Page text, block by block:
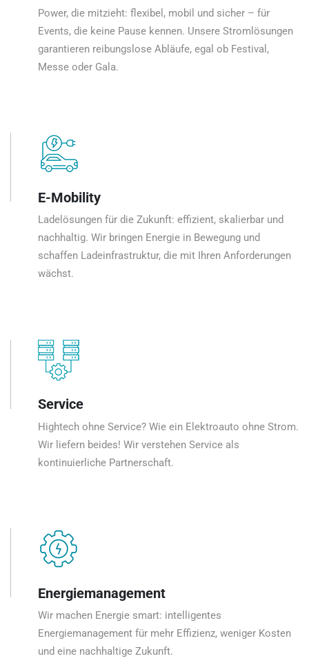
Power, die mitzieht: flexibel, mobil und sicher – für
Events, die keine Pause kennen. Unsere Stromlösungen
garantieren reibungslose Abläufe, egal ob Festival,
Messe oder Gala.
E-Mobility
Ladelösungen für die Zukunft: effizient, skalierbar und
nachhaltig. Wir bringen Energie in Bewegung und
schaffen Ladeinfrastruktur, die mit Ihren Anforderungen
wächst.
Service
Hightech ohne Service? Wie ein Elektroauto ohne Strom.
Wir liefern beides! Wir verstehen Service als
kontinuierliche Partnerschaft.
Energiemanagement
Wir machen Energie smart: intelligentes
Energiemanagement für mehr Effizienz, weniger Kosten
und eine nachhaltige Zukunft.